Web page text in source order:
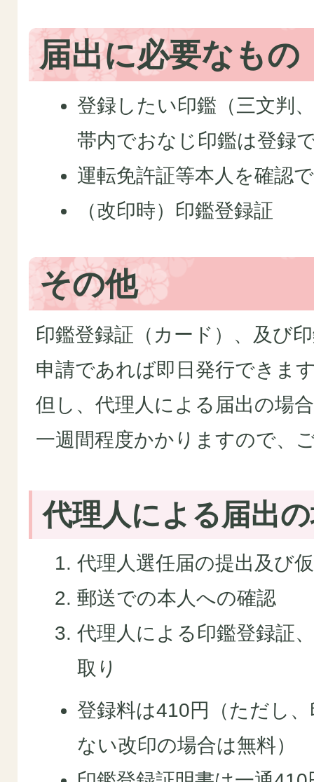
届出に必要なもの
登録したい印鑑（三文判
帯内でおなじ印鑑は登録
運転免許証等本人を確認
（改印時）印鑑登録証
その他
印鑑登録証（カード）、及び
申請であれば即日発行できま
但し、代理人による届出の場
一週間程度かかりますので、
代理人による届出
代理人選任届の提出及び
郵送での本人への確認
代理人による印鑑登録証
取り
登録料は410円（ただし
ない改印の場合は無料）